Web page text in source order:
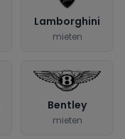
Lamborghini
mieten
Bentley
mieten